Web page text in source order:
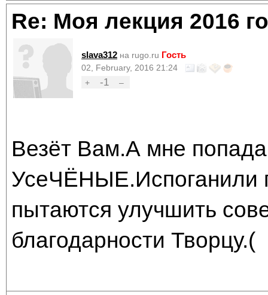
Re: Моя лекция 2016
slava312 на rugo.ru Гость
02, February, 2016 21:24
+
-1 –
Везёт Вам.А мне
УсеЧЁНЫЕ.Испоганили
пытаются улучшить
благодарности Творцу.(